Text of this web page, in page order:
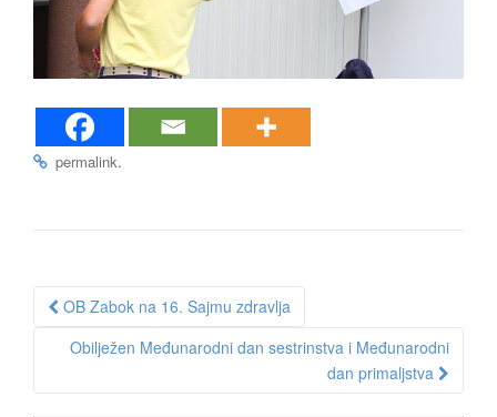
permalink.
Post
navigation
OB Zabok na 16. Sajmu zdravlja
Obilježen Međunarodni dan sestrinstva i Međunarodni
dan primaljstva